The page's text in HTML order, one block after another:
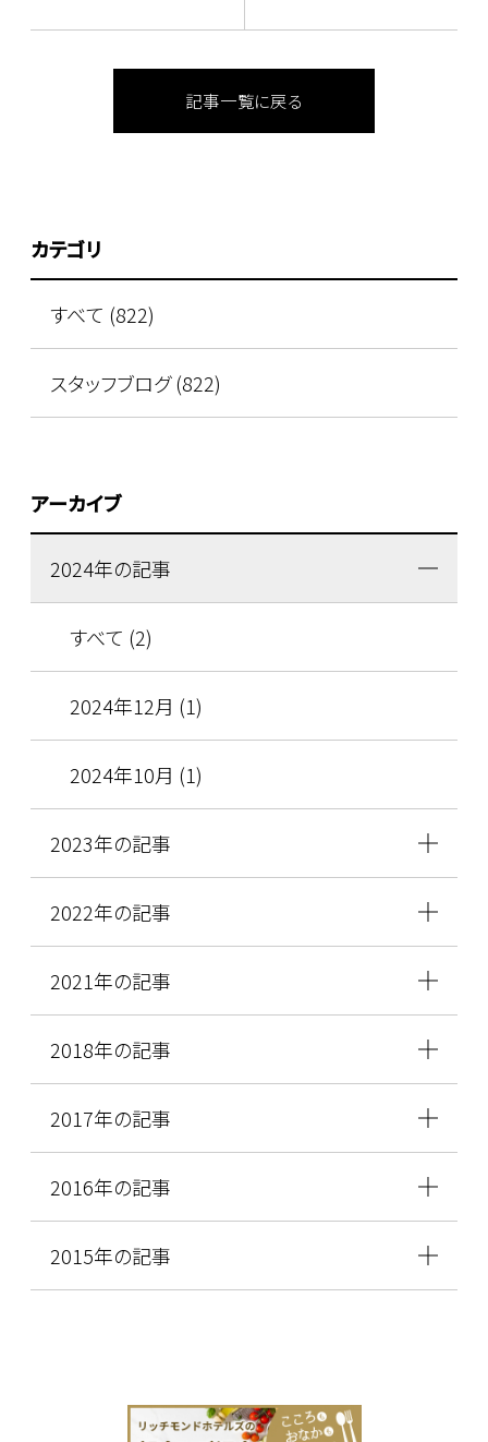
記事一覧に戻る
カテゴリ
すべて (822)
スタッフブログ (822)
アーカイブ
2024年の記事
すべて (2)
2024年12月 (1)
2024年10月 (1)
2023年の記事
2022年の記事
2021年の記事
2018年の記事
2017年の記事
2016年の記事
2015年の記事